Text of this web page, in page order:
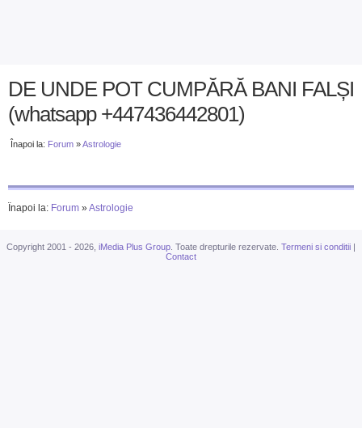
DE UNDE POT CUMPĂRĂ BANI FALȘI
(whatsapp +447436442801)
Înapoi la: Forum »Astrologie
Înapoi la: Forum »Astrologie
Copyright 2001 - 2026, iMedia Plus Group . Toate drepturile rezervate. Termeni si conditii |
Contact